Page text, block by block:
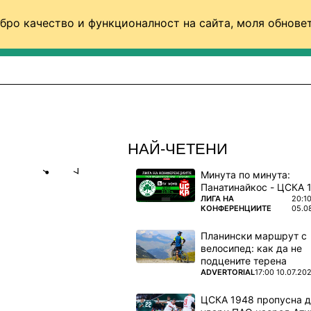
качество и функционалност на сайта, моля
НАЙ-ЧЕТЕНИ
Минута по минута:
ПОВЕЧЕ ОТ
ЛИГА НА
КОНФЕРЕНЦИИТЕ
20:10
Планински маршрут с
велосипед: как да не
подцените терена
ПОВЕЧЕ ОТ
ADVERTORIAL17:00
ЦСКА 1948 пропусна